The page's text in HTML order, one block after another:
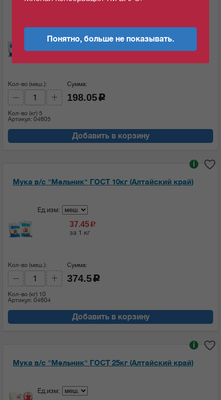
Ед.изм:
39.61 c
за 1 кг
Кол-во (меш.):
Кол-во (кг) 5
Артикул: 04605
Сумма:
198.05 c
Добавить в корзину
Мука в/с "Мельник" ГОСТ 10кг (Алтайский край)
i
Ед.изм:
37.45c
за 1 кг
Кол-во (меш.):
Кол-во (кг) 10
Артикул: 04604
Сумма:
374.5 c
Добавить в корзину
Мука в/с "Мельник" ГОСТ 25кг (Алтайский край)
i
Ед.изм:
Понятно, больше не показывать.